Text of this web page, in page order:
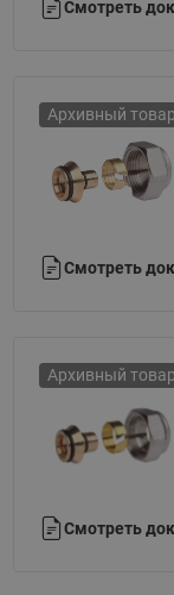
Смотреть
Архивный товар
Смотреть
Архивный товар
Смотреть